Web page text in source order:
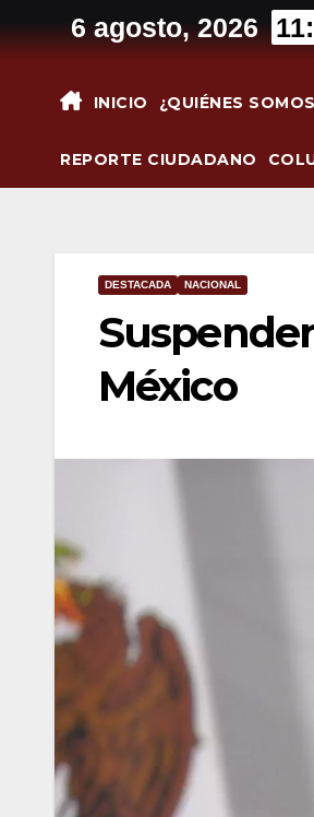
al
6 agosto, 2026
INICIO ¿QUIÉNES
REPORTE CIUDADANO
DESTACADA NACIONAL
México